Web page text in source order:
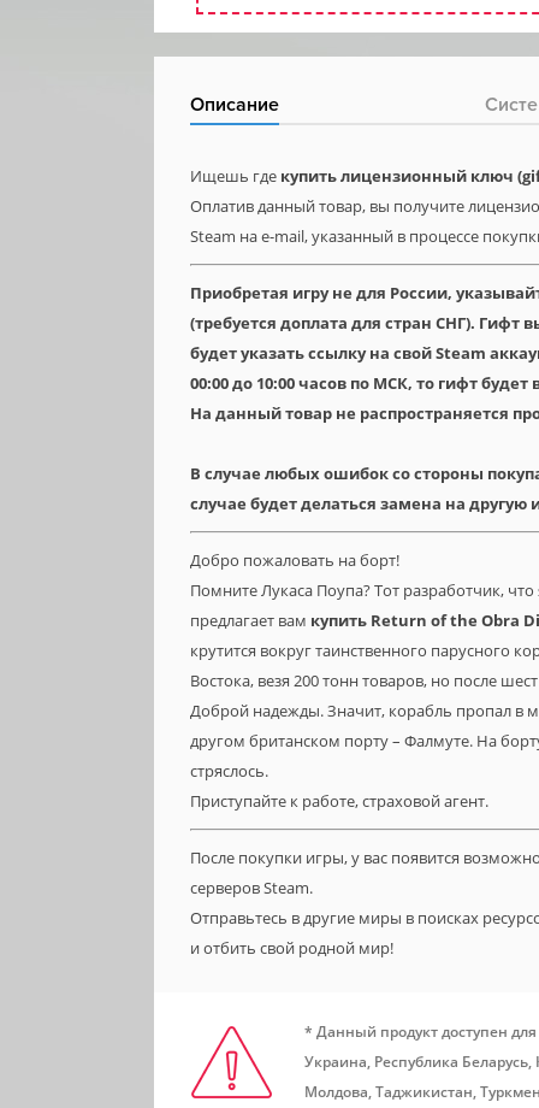
Описание
Ищешь где купить лицензионный ключ
Оплатив данный товар, вы получите
Steam на e-mail, указанный в процессе
Приобретая игру не для России,
(требуется доплата для стран СНГ).
будет указать ссылку на свой Steam
00:00 до 10:00 часов по МСК, то гифт
На данный товар не распространяется
В случае любых ошибок со стороны
случае будет делаться замена на другую
Добро пожаловать на борт!
Помните Лукаса Поупа? Тот разработчик,
предлагает вам купить Return ofthe Obra
крутится вокруг таинственного парусного
Востока, везя 200 тонн товаров, но после
Доброй надежды. Значит, корабль пропал в
другом британском порту – Фалмуте. На
стряслось.
Приступайте к работе, страховой агент.
После покупки игры, у вас появится
серверов Steam.
Отправьтесь в другие миры в поисках
и отбить свой родной мир!
* Данный продукт доступен
Украина, Республика
Молдова, Таджикистан,